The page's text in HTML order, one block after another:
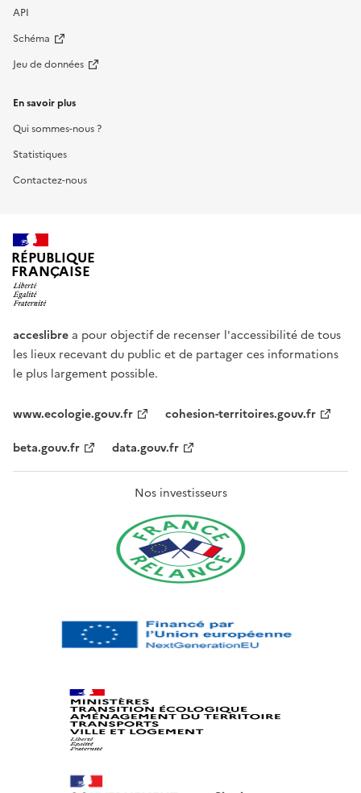
API
Schéma
Jeu de données
En savoir plus
Qui sommes-nous ?
Statistiques
Contactez-nous
RÉPUBLIQUE
FRANÇAISE
acceslibre a pour objectif de recenser l'accessibilité de tous
les lieux recevant du public et de partager ces informations
le plus largement possible.
www.ecologie.gouv.fr
cohesion-territoires.gouv.fr
beta.gouv.fr
data.gouv.fr
Nos investisseurs